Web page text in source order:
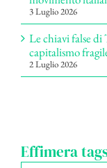
3 Luglio 2026
Le chiavi false
capitalismo
2 Luglio 2026
Effimera